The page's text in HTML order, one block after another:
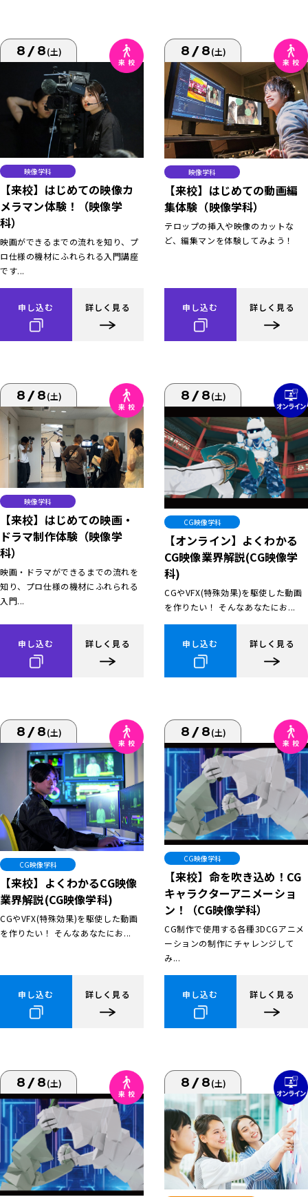
8/8(土)
映像学科
【来校】はじめての映像カ
メラマン体験！（映像学
科）
映画ができるまでの流れを知り、プ
ロ仕様の機材にふれられる入門講座
です...
申し込む 詳しく見る
8/8(土)
映像学科
【来校】はじめての動画編
集体験（映像学科）
テロップの挿入や映像のカットな
ど、編集マンを体験してみよう！
申し込む 詳しく見る
8/8(土)
映像学科
【来校】はじめての映画・
ドラマ制作体験（映像学
科）
映画・ドラマができるまでの流れを
知り、プロ仕様の機材にふれられる
入門...
申し込む 詳しく見る
8/8(土)
CG映像学科
【オンライン】よくわかる
CG映像業界解説(CG映像学
科)
CGやVFX(特殊効果)を駆使した動画
を作りたい！ そんなあなたにお...
申し込む 詳しく見る
8/8(土)
CG映像学科
【来校】よくわかるCG映像
業界解説(CG映像学科)
CGやVFX(特殊効果)を駆使した動画
を作りたい！ そんなあなたにお...
申し込む 詳しく見る
8/8(土)
CG映像学科
【来校】命を吹き込め！CG
キャラクターアニメーショ
ン！（CG映像学科）
CG制作で使用する各種3DCGアニメ
ーションの制作にチャレンジして
み...
申し込む 詳しく見る
8/8(土) 8/8(土)